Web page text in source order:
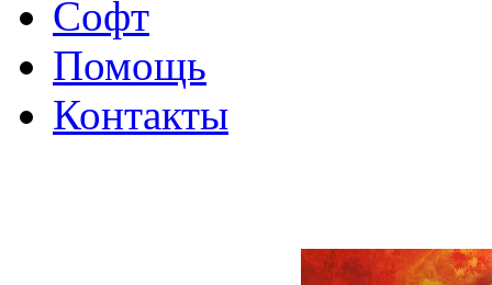
Софт
Помощь
Контакты